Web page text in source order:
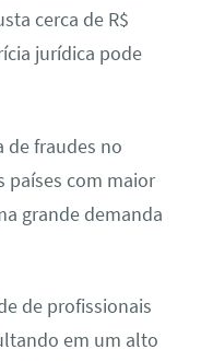
cerca de R$
jurídica pode
de fraudes no
países com maior
grande demanda
de profissionais
em um alto